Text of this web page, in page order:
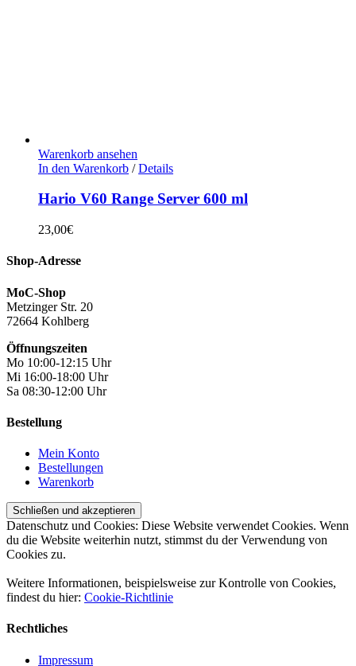
Warenkorb ansehen
In den Warenkorb / Details
Hario V60 Range Server 600 ml
23,00€
Shop-Adresse
MoC-Shop
Metzinger Str. 20
72664 Kohlberg
Öffnungszeiten
Mo 10:00-12:15 Uhr
Mi 16:00-18:00 Uhr
Sa 08:30-12:00 Uhr
Bestellung
Mein Konto
Bestellungen
Warenkorb
Datenschutz und Cookies: Diese Website verwendet Cookies. Wenn
du die Website weiterhin nutzt, stimmst du der Verwendung von
Cookies zu.
Weitere Informationen, beispielsweise zur Kontrolle von Cookies,
findest du hier: Cookie-Richtlinie
Rechtliches
Impressum